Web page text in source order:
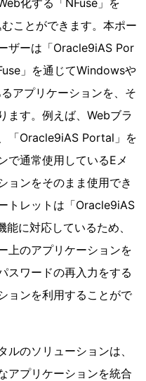
化する「NFuse」を
ことができます。本ポー
ザーは「Oracle9iAS Por
」を通じてWindowsや
アプリケーションを、そ
ます。例えば、Webブラ
「Oracle9iAS Portal」を
で通常使用しているEメ
ョンをそのまま使用でき
トレットは「Oracle9iAS
に対応しているため、
上のアプリケーションを
スワードの再入力をする
ョンを利用することがで
のソリューションは、
アプリケーションを統合